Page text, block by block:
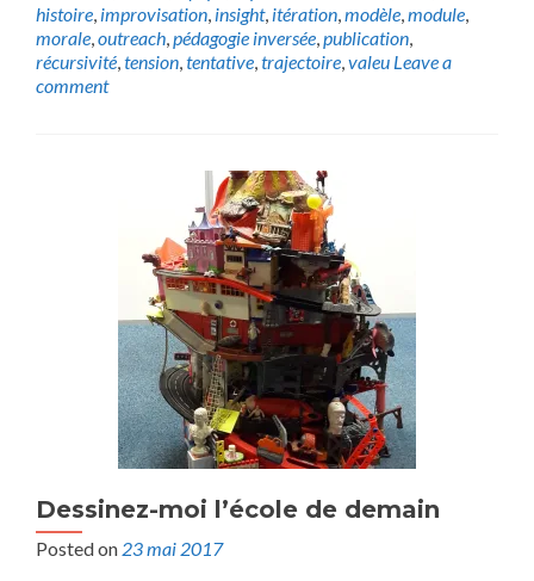
histoire, improvisation, insight, itération,modèle,module,
morale,outreach,pédagogie inversée,publication,
récursivité,tension,tentative,trajectoire,valeu Leave a
comment
Dessinez-moi l’école de demain
Posted on 23 mai 2017